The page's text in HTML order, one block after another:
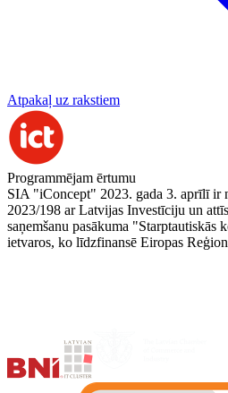
Atpakaļ uz rakstiem
Programmējam ērtumu
SIA "iConcept" 2023. gada 3. aprīlī
2023/198 ar Latvijas Investīciju un
saņemšanu pasākuma "Starptautiskās
ietvaros, ko līdzfinansē Eiropas